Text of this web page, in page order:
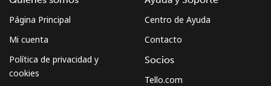
estosTérminos y condiciones.
Únete
Página Principal
Mi cuenta
Política de privacidad y
cookies
Centro de Ayuda
Contacto
Socios
Tello.com